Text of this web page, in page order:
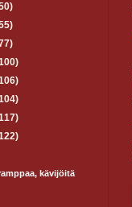
kävijöitä